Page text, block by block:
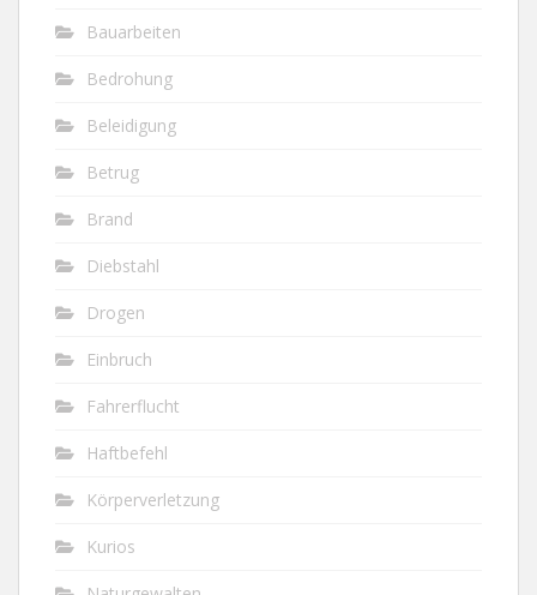
Bauarbeiten
Bedrohung
Beleidigung
Betrug
Brand
Diebstahl
Drogen
Einbruch
Fahrerflucht
Haftbefehl
Körperverletzung
Kurios